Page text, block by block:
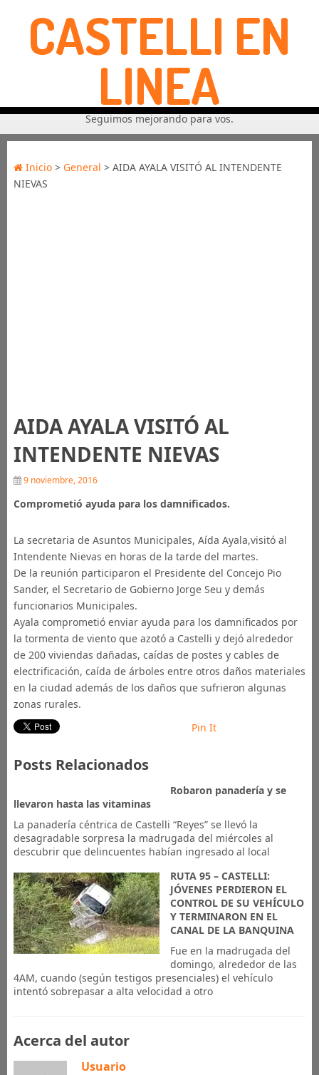
CASTELLI EN
LINEA
Seguimos mejorando para vos.
Inicio> General > AIDA AYALA VISITÓ AL INTENDENTE
NIEVAS
AIDA AYALA VISITÓ AL
INTENDENTE NIEVAS
9 noviembre, 2016
Comprometió ayuda para los damnificados.
La secretaria de Asuntos Municipales, Aída Ayala,visitó al
Intendente Nievas en horas de la tarde del martes.
De la reunión participaron el Presidente del Concejo Pio
Sander, el Secretario de Gobierno Jorge Seu y demás
funcionarios Municipales.
Ayala comprometió enviar ayuda para los damnificados por
la tormenta de viento que azotó a Castelli y dejó alrededor
de 200 viviendas dañadas, caídas de postes y cables de
electrificación, caída de árboles entre otros daños materiales
en la ciudad además de los daños que sufrieron algunas
zonas rurales.
Pin It
Posts Relacionados
​Robaron panadería y se
llevaron hasta las vitaminas
La panadería céntrica de Castelli “Reyes” se llevó la
desagradable sorpresa la madrugada del miércoles al
descubrir que delincuentes habían ingresado al local
RUTA 95 – CASTELLI:
JÓVENES PERDIERON EL
CONTROL DE SU VEHÍCULO
Y TERMINARON EN EL
CANAL DE LA BANQUINA
Fue en la madrugada del
domingo, alrededor de las
4AM, cuando (según testigos presenciales) el vehículo
intentó sobrepasar a alta velocidad a otro
Acerca del autor
Usuario